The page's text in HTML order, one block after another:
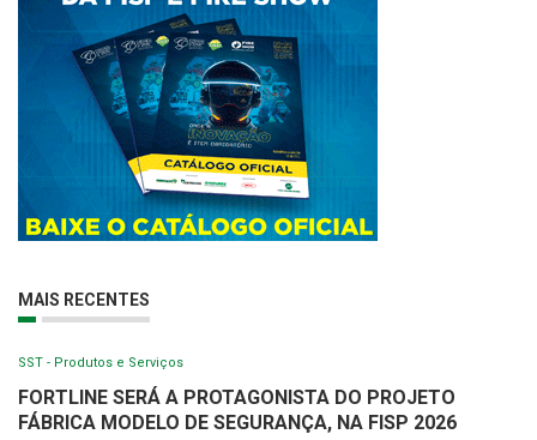
MAIS RECENTES
SST - Produtos e Serviços
FORTLINE SERÁ A PROTAGONISTA DO PROJETO
FÁBRICA MODELO DE SEGURANÇA, NA FISP 2026